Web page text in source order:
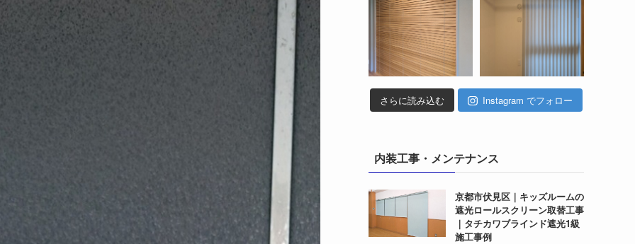
さらに読み込む Instagram でフォロー
内装工事・メンテナンス
京都市伏見区｜キッズルームの
遮光ロールスクリーン取替工事
｜タチカワブラインド遮光1級
施工事例